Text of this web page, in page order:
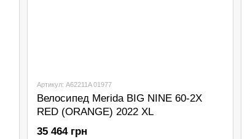
Артикул: A62211A 01977
Велосипед Merida BIG NINE 60-2X
RED (ORANGE) 2022 XL
35 464 грн